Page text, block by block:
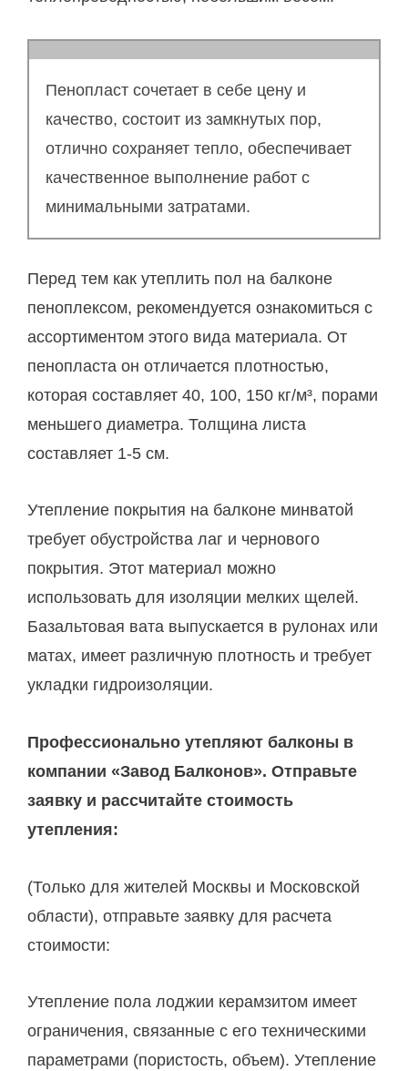
Пенопласт сочетает в себе цену и
качество, состоит из замкнутых пор,
отлично сохраняет тепло, обеспечивает
качественное выполнение работ с
минимальными затратами.
Перед тем как утеплить пол на балконе
пеноплексом, рекомендуется ознакомиться с
ассортиментом этого вида материала. От
пенопласта он отличается плотностью,
которая составляет 40, 100, 150 кг/м³, порами
меньшего диаметра. Толщина листа
составляет 1-5 см.
Утепление покрытия на балконе минватой
требует обустройства лаг и чернового
покрытия. Этот материал можно
использовать для изоляции мелких щелей.
Базальтовая вата выпускается в рулонах или
матах, имеет различную плотность и требует
укладки гидроизоляции.
Профессионально утепляют балконы в
компании «Завод Балконов». Отправьте
заявку и рассчитайте стоимость
утепления:
(Только для жителей Москвы и Московской
области), отправьте заявку для расчета
стоимости:
Утепление пола лоджии керамзитом имеет
ограничения, связанные с его техническими
параметрами (пористость, объем). Утепление